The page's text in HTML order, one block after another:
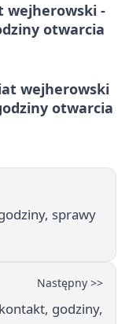
wejherowski -
otwarcia
wejherowski
otwarcia
sprawy
Następny >>
godziny,